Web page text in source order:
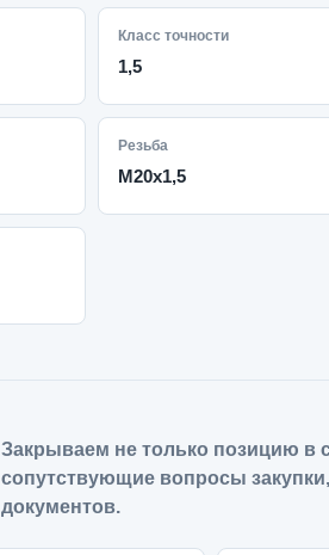
Класс точности
1,5
Резьба
M20x1,5
Закрываем не только позицию в
сопутствующие вопросы
документов.